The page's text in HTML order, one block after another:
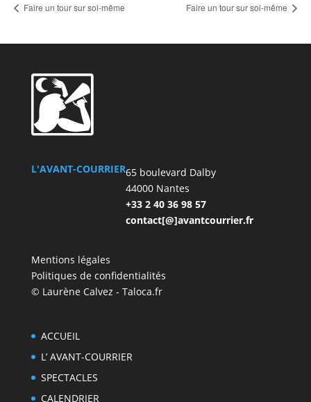
Faire un tour sur soi-même Faire un tour sur soi-même
L'AVANT-COURRIER65 boulevard Dalby
44000 Nantes
+33 2 40 36 98 57
contact[@]avantcourrier.fr
Mentions légales
Politiques de confidentialités
© Laurène Calvez - Taloca.fr
ACCUEIL
L’ AVANT-COURRIER
SPECTACLES
CALENDRIER